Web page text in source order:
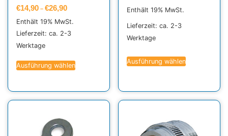
€14,90 – €26,90
Enthält 19% MwSt.
Lieferzeit: ca. 2-3
Werktage
Ausführung wählen
Enthält 19% MwSt.
Lieferzeit: ca. 2-3
Werktage
Ausführung wählen